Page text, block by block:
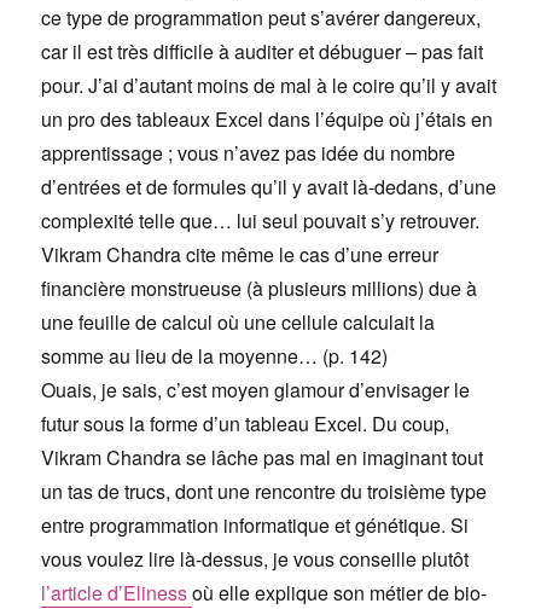
ce type de programmation peut s’avérer dangereux,
car il est très difficile à auditer et débuguer – pas fait
pour. J’ai d’autant moins de mal à le coire qu’il y avait
un pro des tableaux Excel dans l’équipe où j’étais en
apprentissage ; vous n’avez pas idée du nombre
d’entrées et de formules qu’il y avait là-dedans, d’une
complexité telle que… lui seul pouvait s’y retrouver.
Vikram Chandra cite même le cas d’une erreur
financière monstrueuse (à plusieurs millions) due à
une feuille de calcul où une cellule calculait la
somme au lieu de la moyenne… (p. 142)
Ouais, je sais, c’est moyen glamour d’envisager le
futur sous la forme d’un tableau Excel. Du coup,
Vikram Chandra se lâche pas mal en imaginant tout
un tas de trucs, dont une rencontre du troisième type
entre programmation informatique et génétique. Si
vous voulez lire là-dessus, je vous conseille plutôt
l’article d’Elinessoù elle explique son métier de bio-